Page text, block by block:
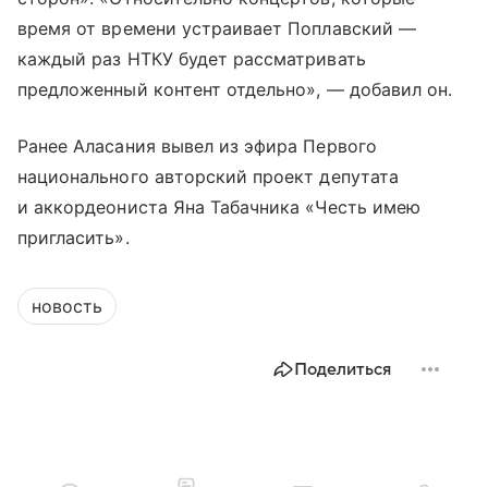
время от времени устраивает Поплавский —
каждый раз НТКУ будет рассматривать
предложенный контент отдельно», — добавил он.
Ранее Аласания вывел из эфира Первого
национального авторский проект депутата
и аккордеониста Яна Табачника «Честь имею
пригласить».
новость
Поделиться